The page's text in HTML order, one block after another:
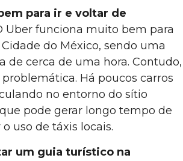
para ir e voltar de
Uber funciona muito bem para
do México, sendo uma
de cerca de uma hora. Contudo,
Há poucos carros
no entorno do sítio
pode gerar longo tempo de
uso de táxis locais.
um guia turístico na